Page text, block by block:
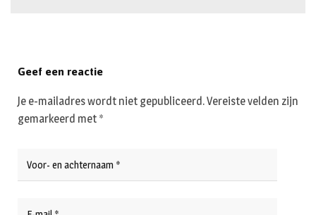
Geef een reactie
Je e-mailadres wordt niet gepubliceerd.Vereiste velden zijn
gemarkeerd met *